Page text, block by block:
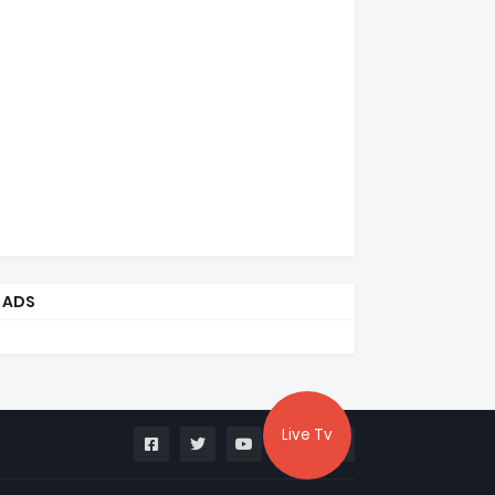
ADS
Live Tv